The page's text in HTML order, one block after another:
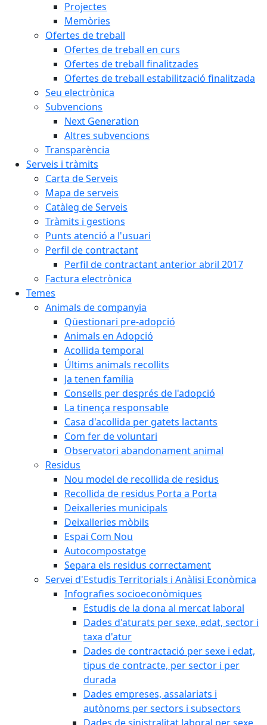
Projectes
Memòries
Ofertes de treball
Ofertes de treball en curs
Ofertes de treball finalitzades
Ofertes de treball estabilització finalitzada
Seu electrònica
Subvencions
Next Generation
Altres subvencions
Transparència
Serveis i tràmits
Carta de Serveis
Mapa de serveis
Catàleg de Serveis
Tràmits i gestions
Punts atenció a l'usuari
Perfil de contractant
Perfil de contractant anterior abril 2017
Factura electrònica
Temes
Animals de companyia
Qüestionari pre-adopció
Animals en Adopció
Acollida temporal
Últims animals recollits
Ja tenen família
Consells per després de l'adopció
La tinença responsable
Casa d'acollida per gatets lactants
Com fer de voluntari
Observatori abandonament animal
Residus
Nou model de recollida de residus
Recollida de residus Porta a Porta
Deixalleries municipals
Deixalleries mòbils
Espai Com Nou
Autocompostatge
Separa els residus correctament
Servei d'Estudis Territorials i Anàlisi Econòmica
Infografies socioeconòmiques
Estudis de la dona al mercat laboral
Dades d'aturats per sexe, edat, sector i
taxa d'atur
Dades de contractació per sexe i edat,
tipus de contracte, per sector i per
durada
Dades empreses, assalariats i
autònoms per sectors i subsectors